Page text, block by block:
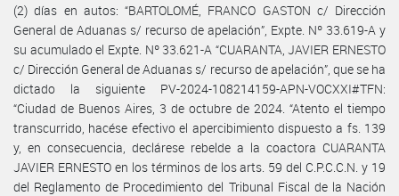
(2) días en autos: “BARTOLOMÉ, FRANCO GASTON c/ Dirección
General de Aduanas s/ recurso de apelación”, Expte. Nº 33.619-A y
su acumulado el Expte. Nº 33.621-A “CUARANTA, JAVIER ERNESTO
c/ Dirección General de Aduanas s/ recurso de apelación”, que se ha
dictado la siguiente PV-2024-108214159-APN-VOCXXI#TFN:
“Ciudad de Buenos Aires, 3 de octubre de 2024. “Atento el tiempo
transcurrido, hacése efectivo el apercibimiento dispuesto a fs. 139
y, en consecuencia, declárese rebelde a la coactora CUARANTA
JAVIER ERNESTO en los términos de los arts. 59 del C.P.C.C.N. y 19
del Reglamento de Procedimiento del Tribunal Fiscal de la Nación